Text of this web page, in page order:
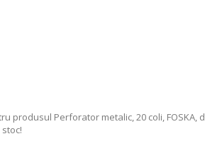
produsul Perforator metalic, 20 coli,